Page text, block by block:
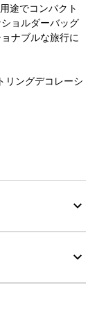
途でコンパクト
ョルダーバッグ
ナブルな旅行に
リングデコレーシ
10L